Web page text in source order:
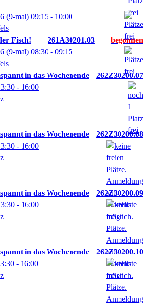
(9-mal) 09:15 - 10:00
Fisch!
261A30201.03
(9-mal) 08:30 - 09:15
in das Wochenende
262Z30200.07
- 16:00
in das Wochenende
262Z30200.08
- 16:00
in das Wochenende
262Z30200.09
- 16:00
in das Wochenende
262Z30200.10
- 16:00